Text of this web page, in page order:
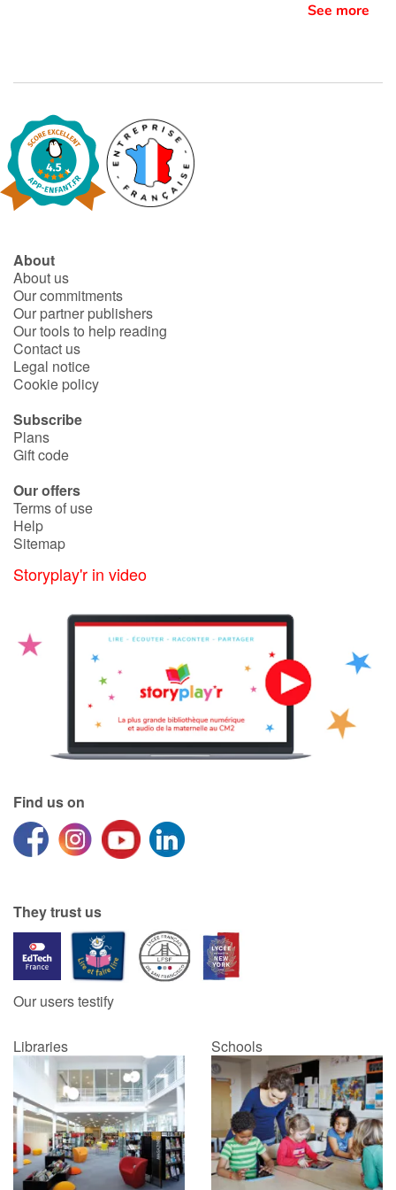
See more
About
About us
Our commitments
Our partner publishers
Our tools to help reading
Contact us
Legal notice
Cookie policy
Subscribe
Plans
Gift code
Our offers
Terms of use
Help
Sitemap
Storyplay'r in video
Find us on
They trust us
Our users testify
Libraries Schools